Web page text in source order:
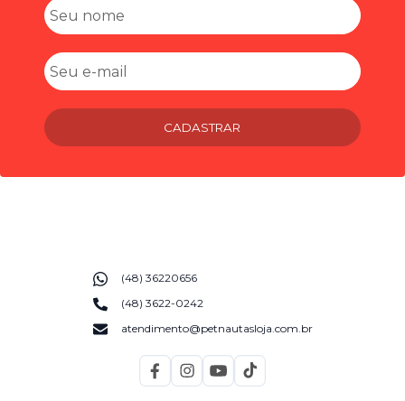
CADASTRAR
(48) 36220656
(48) 3622-0242
atendimento@petnautasloja.com.br